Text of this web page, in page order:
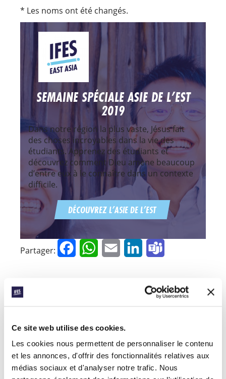
Ce site web utilise des cookies.
Les cookies nous permettent de personnaliser le contenu
et les annonces, d'offrir des fonctionnalités relatives aux
médias sociaux et d'analyser notre trafic. Nous
* Les noms ont été changés.
SEMAINE SPÉCIALE ASIE DE L’EST
2019
Dans notre région la plus vaste, Jésus fait
des choses incroyables dans la vie des
étudiants. Apprenez des étudiants et
découvrez comment Dieu amène beaucoup
d’entre eux à le connaître dans un contexte
difficile.
DÉCOUVREZ L’ASIE DE L’EST
Partager: FacebookWhatsApp
Email LinkedIn
RELATED POSTS